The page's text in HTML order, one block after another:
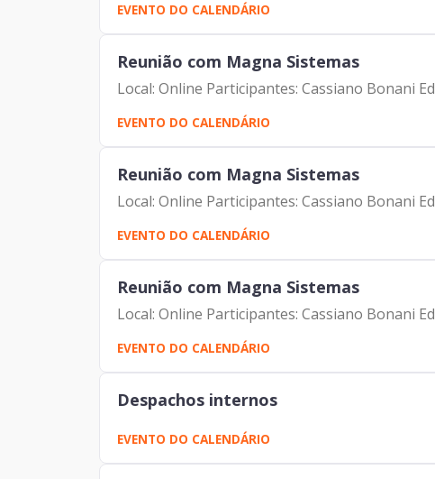
EVENTO DO CALENDÁRIO
Reunião com Magna Sistemas
Local: Online Participantes: Cassiano Bonani
EVENTO DO CALENDÁRIO
Reunião com Magna Sistemas
Local: Online Participantes: Cassiano Bonani
EVENTO DO CALENDÁRIO
Reunião com Magna Sistemas
Local: Online Participantes: Cassiano Bonani
EVENTO DO CALENDÁRIO
Despachos internos
EVENTO DO CALENDÁRIO